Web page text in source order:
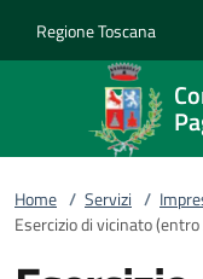
Regione Toscana
Home / Servizi /
Esercizio di vicinato